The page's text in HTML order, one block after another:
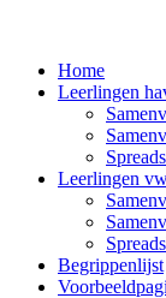
Home
Leerlingen
Leerlingen
Begrippenlijst